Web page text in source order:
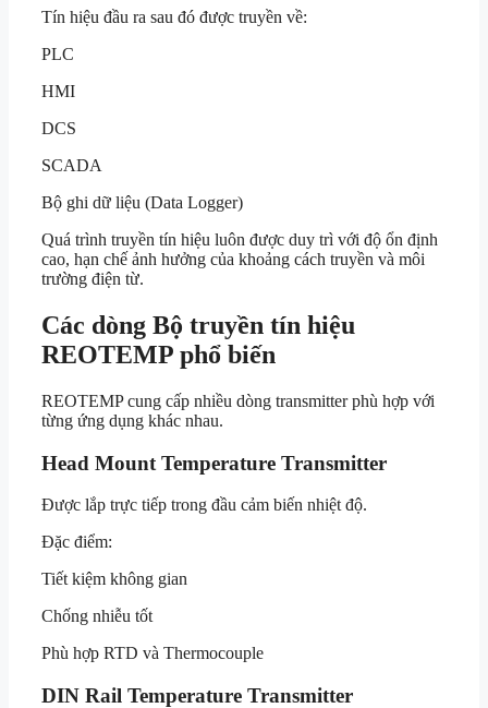
Tín hiệu đầu ra sau đó được truyền về:
PLC
HMI
DCS
SCADA
Bộ ghi dữ liệu (Data Logger)
Quá trình truyền tín hiệu luôn được duy trì với độ ổn định
cao, hạn chế ảnh hưởng của khoảng cách truyền và môi
trường điện từ.
Các dòng Bộ truyền tín hiệu
REOTEMP phổ biến
REOTEMP cung cấp nhiều dòng transmitter phù hợp với
từng ứng dụng khác nhau.
Head Mount Temperature Transmitter
Được lắp trực tiếp trong đầu cảm biến nhiệt độ.
Đặc điểm:
Tiết kiệm không gian
Chống nhiễu tốt
Phù hợp RTD và Thermocouple
DIN Rail Temperature Transmitter